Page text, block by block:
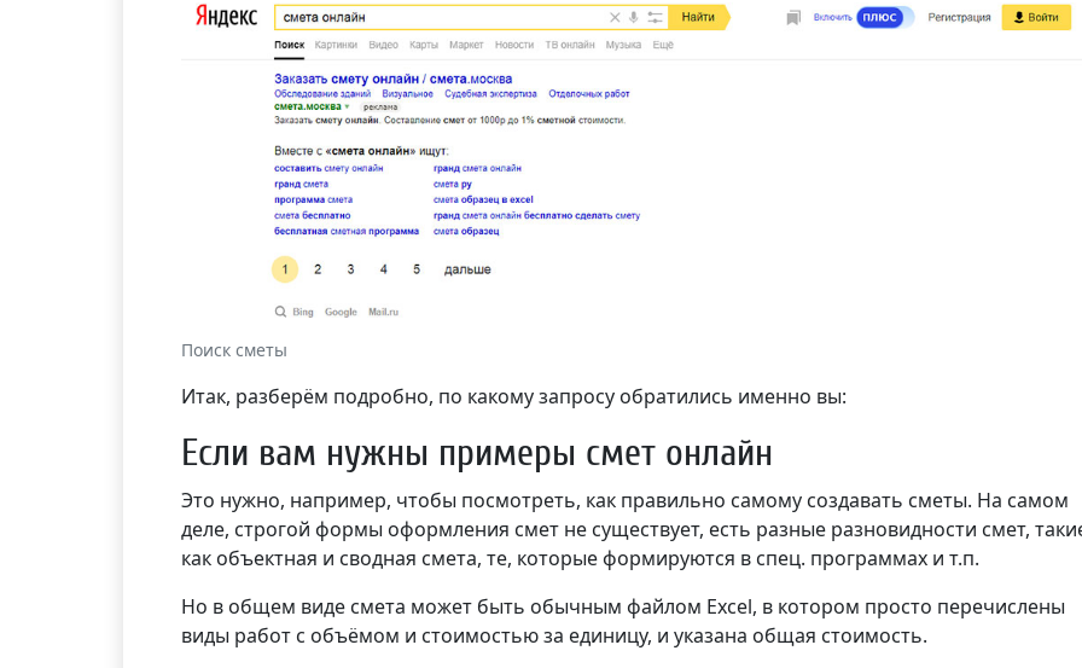
Поиск сметы
Итак, разберём подробно, по какому запросу обратились именно вы:
Если вам нужны примеры смет онлайн
Это нужно, например, чтобы посмотреть, как правильно самому создавать сметы. На самом
деле, строгой формы оформления смет не существует, есть разные разновидности смет,
как объектная и сводная смета, те, которые формируются в спец. программах и т.п.
Но в общем виде смета может быть обычным файлом Exсel, в котором просто перечислены
виды работ с объёмом и стоимостью за единицу, и указана общая стоимость.